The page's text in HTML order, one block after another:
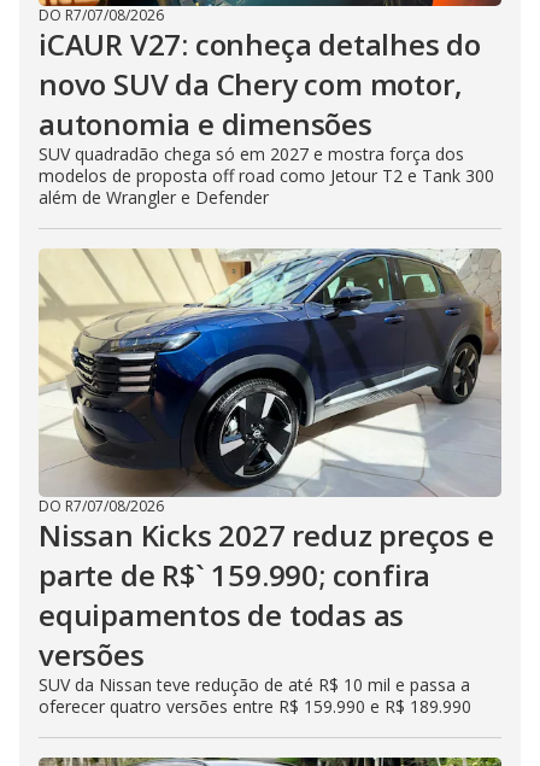
DO R7/07/08/2026
iCAUR V27: conheça detalhes do
novo SUV da Chery com motor,
autonomia e dimensões
SUV quadradão chega só em 2027 e mostra força dos
modelos de proposta off road como Jetour T2 e Tank 300
além de Wrangler e Defender
DO R7/07/08/2026
Nissan Kicks 2027 reduz preços e
parte de R$` 159.990; confira
equipamentos de todas as
versões
SUV da Nissan teve redução de até R$ 10 mil e passa a
oferecer quatro versões entre R$ 159.990 e R$ 189.990